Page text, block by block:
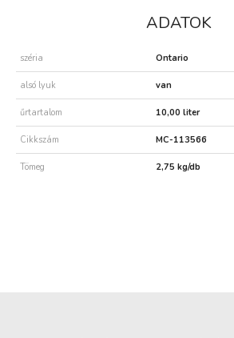
ADATOK
széria Ontario
alsó lyuk van
űrtartalom 10,00 liter
Cikkszám MC-113566
Tömeg 2,75 kg/db